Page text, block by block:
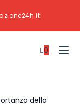
0